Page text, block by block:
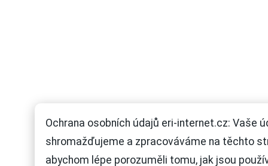
Ochrana osobních údajů eri-internet.cz: Vaše
shromažďujeme a zpracováváme na těchto
abychom lépe porozuměli tomu, jak jsou